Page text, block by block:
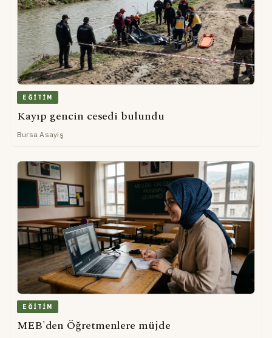
EĞITIM
Kayıp gencin cesedi bulundu
Bursa Asayiş
EĞITIM
MEB'den Öğretmenlere müjde